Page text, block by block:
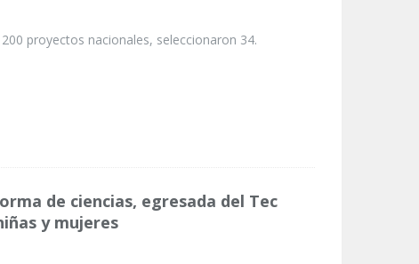
proyectos nacionales, seleccionaron 34.
de ciencias, egresada del Tec
y mujeres